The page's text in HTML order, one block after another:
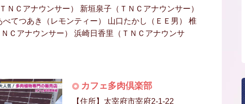
ＮＣアナウンサー） 新垣泉子（ＴＮＣアナウンサー）
べてつあき（レモンティー） 山口たかし（ＥＥ男） 椎
Ｃアナウンサー） 浜崎日香里（ＴＮＣアナウンサ
カフェ多肉倶楽部
【住所】太宰府市宰府2-1-22